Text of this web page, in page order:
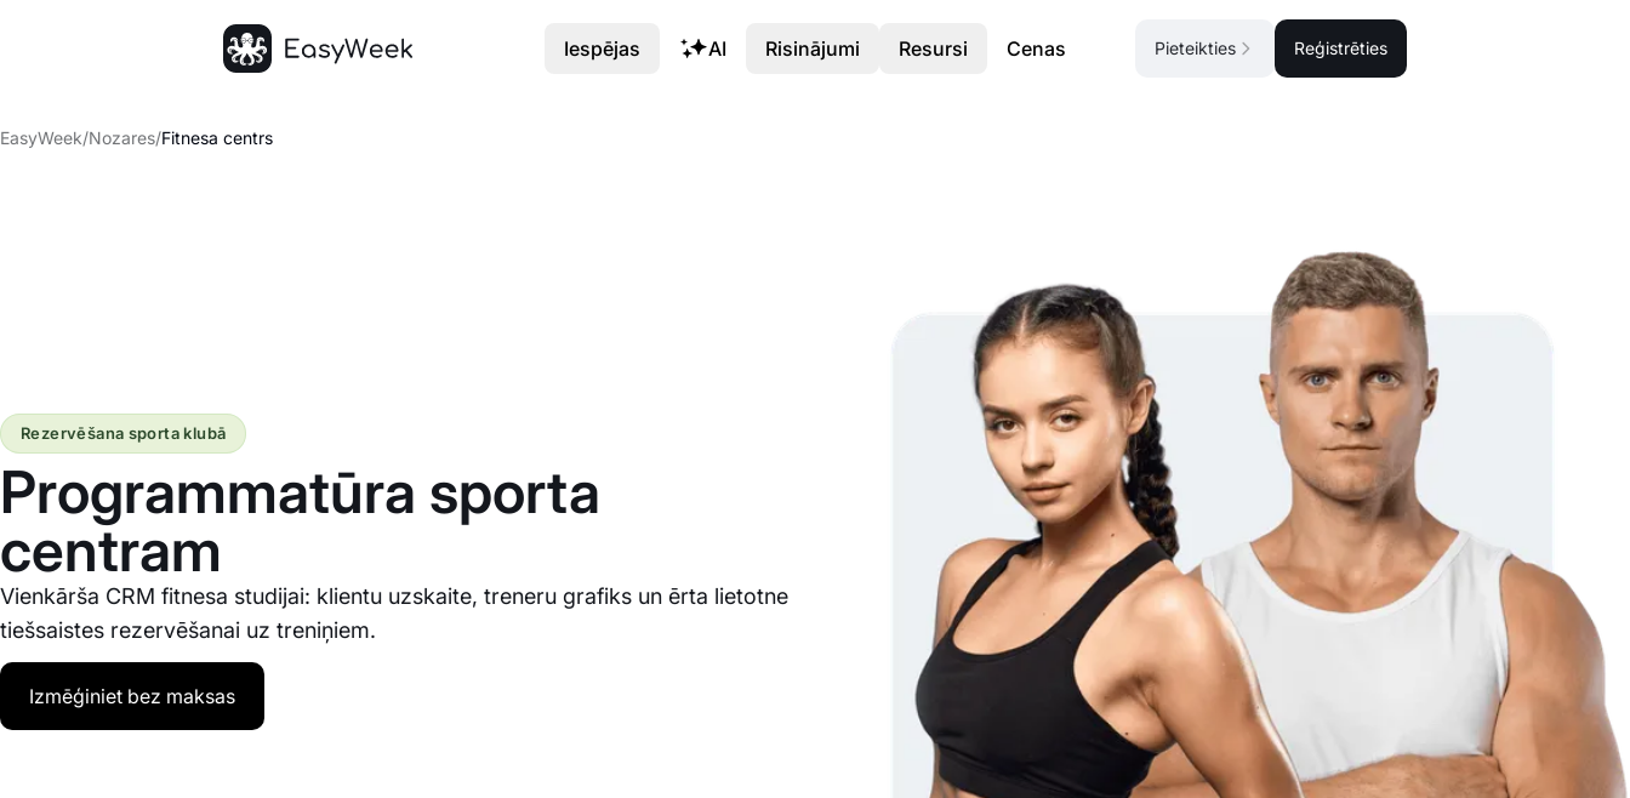
EasyWeek/Nozares/Fitnesa centrs
Programmatūra sporta
centram
Vienkārša CRM fitnesa studijai: klientu uzskaite, treneru grafiks un ērta lietotne
tiešsaistes rezervēšanai uz treniņiem.
Rezervēšana sporta klubā
Izmēģiniet bez maksas
Iespējas AI Risinājumi Resursi Cenas Pieteikties Reģistrēties